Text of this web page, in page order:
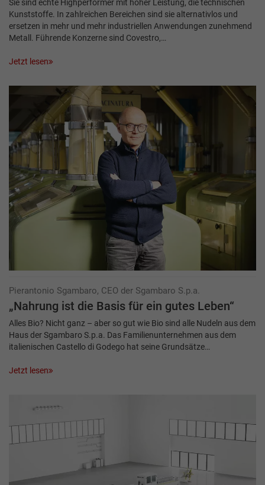
Sie sind echte Highperformer mit hoher Leistung, die technischen
Kunststoffe. In zahlreichen Bereichen sind sie alternativlos und
ersetzen in mehr und mehr industriellen Anwendungen zunehmend
Metall. Führende Konzerne sind Covestro,…
Jetzt lesen
Pierantonio Sgambaro, CEO der Sgambaro S.p.a.
„Nahrung ist die Basis für ein gutes Leben“
Alles Bio? Nicht ganz – aber so gut wie Bio sind alle Nudeln aus dem
Haus der Sgambaro S.p.a. Das Familienunternehmen aus dem
italienischen Castello di Godego hat seine Grundsätze…
Jetzt lesen